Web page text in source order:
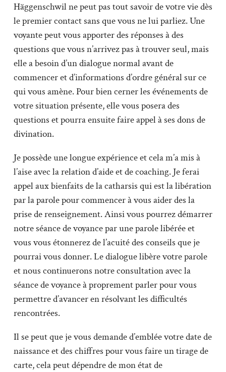
Häggenschwil ne peut pas tout savoir de votre vie dès
le premier contact sans que vous ne lui parliez. Une
voyante peut vous apporter des réponses à des
questions que vous n’arrivez pas à trouver seul, mais
elle a besoin d’un dialogue normal avant de
commencer et d’informations d’ordre général sur ce
qui vous amène. Pour bien cerner les événements de
votre situation présente, elle vous posera des
questions et pourra ensuite faire appel à ses dons de
divination.
Je possède une longue expérience et cela m’a mis à
l’aise avec la relation d’aide et de coaching. Je ferai
appel aux bienfaits de la catharsis qui est la libération
par la parole pour commencer à vous aider des la
prise de renseignement. Ainsi vous pourrez démarrer
notre séance de voyance par une parole libérée et
vous vous étonnerez de l’acuité des conseils que je
pourrai vous donner. Le dialogue libère votre parole
et nous continuerons notre consultation avec la
séance de voyance à proprement parler pour vous
permettre d’avancer en résolvant les difficultés
rencontrées.
Il se peut que je vous demande d’emblée votre date de
naissance et des chiffres pour vous faire un tirage de
carte, cela peut dépendre de mon état de